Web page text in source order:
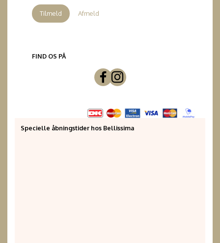
Tilmeld Afmeld
FIND OS PÅ
Specielle åbningstider hos Bellissima